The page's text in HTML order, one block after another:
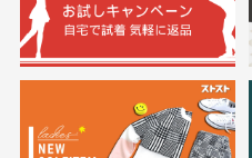
30代女性
また5,000円(税込)以上お
※必ず１つのショッピン
ご注文下さいませ。
においについて
ユーズド商品の特性故、
すが、におい（煙草、香